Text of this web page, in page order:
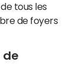
tous les
de foyers
de